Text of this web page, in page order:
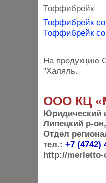
Тоффибрейк
Тоффибрейк
Тоффибрейк со
На продукцию
"Халяль.
ООО КЦ
Юридический
Липецкий р-
Отдел
тел.: +7 (4742)
http://merletto-